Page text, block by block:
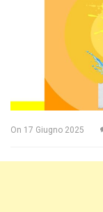
On 17 Giugno 2025